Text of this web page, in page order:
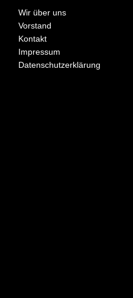
Wir über uns
Vorstand
Kontakt
Impressum
Datenschutzerklärung